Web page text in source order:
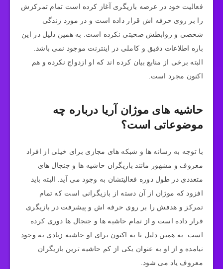
فعالیت خود در عرصه بازیگری آغاز کرده است تمام تمرکزش
را بر روی حرفه اش قرار داده است و در مورد زندگی
شخصی و روابطش صحبتی نکرده است. به همین دلیل در این
باره اطلاعات دقیق و کاملی در اینترنت موجود نمی باشد.
البته برخی از منابع بیان کرده اند که او ازدواج نکرده و هم
اکنون مجرد است.
حاشیه های موژان آریا درباره چه
موضوعاتی است؟
با توجه به رسانه‌ ها و شبکه‌ های مجازی برای خیلی از افراد
معروف و مشهور مانند بازیگران حاشیه ها و جنجال های
متعددی در طول دوره فعالیتشان به وجود می آید. البته باید
افزود که موژان از آن دسته از بازیگرانی است که تمام
تمرکز و هدفش را بر روی حرفه اش و پیشرفت در بازیگری
قرار داده است و از تمام حاشیه‌ ها و جنجال‌ ها دوری کرده
است. به همین دلیل تا به اکنون برای او حاشیه زیادی به وجود
نیامده و از او به عنوان یکی از کم حاشیه ترین بازیگران
معروف یاد می‌ شود.